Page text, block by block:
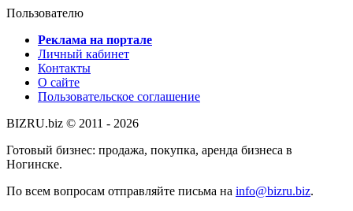
Пользователю
Реклама на портале
Личный кабинет
Контакты
О сайте
Пользовательское соглашение
BIZRU.biz © 2011 - 2026
Готовый бизнес: продажа, покупка, аренда бизнеса в
Ногинске.
По всем вопросам отправляйте письма на info@bizru.biz.